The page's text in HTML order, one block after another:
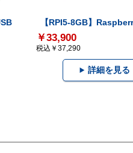
【RPI5-8GB】
￥33,900
税込￥37,290
詳細を見る